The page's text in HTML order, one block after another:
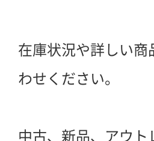
在庫状況や詳しい商
わせください。
中古、新品、アウ